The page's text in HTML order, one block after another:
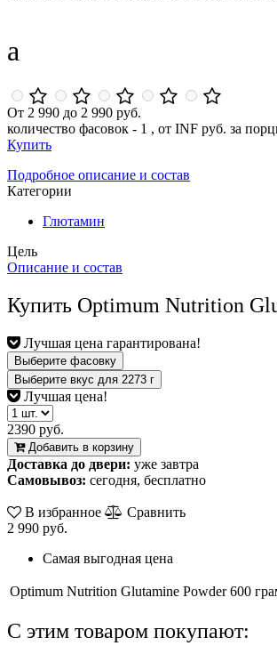
a
От 2 990 до 2 990 руб.
количество фасовок - 1 , от INF руб. за
Купить
Подробное описание и состав
Категории
Глютамин
Цель
Описание и состав
Купить Optimum Nutrition
Лучшая цена гарантирована!
Выберите фасовку
Выберите вкус для 2273 г
Лучшая цена!
2390 руб.
Добавить в корзину
Доставка до двери: уже завтра
Самовывоз: сегодня, бесплатно
В избранное
Сравнить
2 990 руб.
Самая выгодная цена
Optimum Nutrition Glutamine Powder 600
С этим товаром покупают: